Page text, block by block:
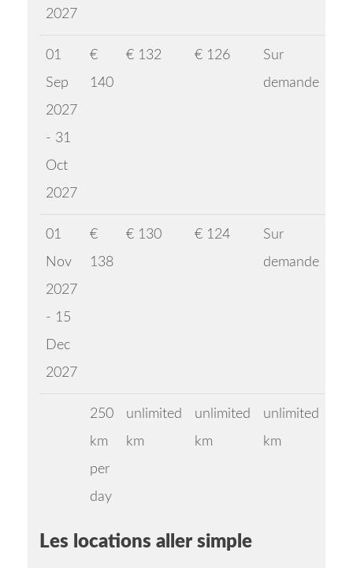
2027
01
Sep
2027
- 31
Oct
2027
€
140
€ 132 € 126
Sur
demande
01
Nov
2027
- 15
Dec
2027
€
138
€ 130 € 124
Sur
demande
250
km
per
day
unlimited
km
unlimited
km
unlimited
km
Les locations aller simple